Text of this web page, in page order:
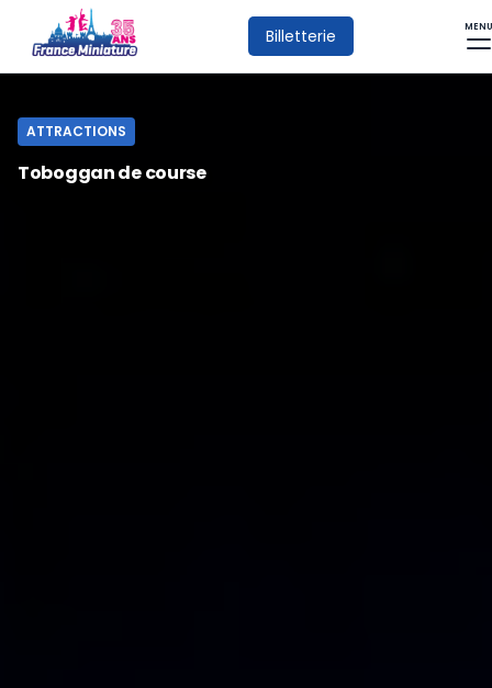
Billetterie MENU
ATTRACTIONS
Toboggan de course